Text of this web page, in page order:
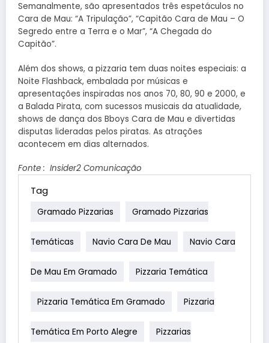
Semanalmente, são apresentados três espetáculos no
Cara de Mau: “A Tripulação”, “Capitão Cara de Mau – O
Segredo entre a Terra e o Mar”, “A Chegada do
Capitão”.
Além dos shows, a pizzaria tem duas noites especiais: a
Noite Flashback, embalada por músicas e
apresentações inspiradas nos anos 70, 80, 90 e 2000, e
a Balada Pirata, com sucessos musicais da atualidade,
shows de dança dos Bboys Cara de Mau e divertidas
disputas lideradas pelos piratas. As atrações
acontecem em dias alternados.
Fonte : Insider2 Comunicação
Tag
Gramado Pizzarias Gramado Pizzarias
Temáticas Navio Cara De Mau Navio Cara
De Mau Em Gramado Pizzaria Temática
Pizzaria Temática Em Gramado Pizzaria
Temática Em Porto Alegre Pizzarias